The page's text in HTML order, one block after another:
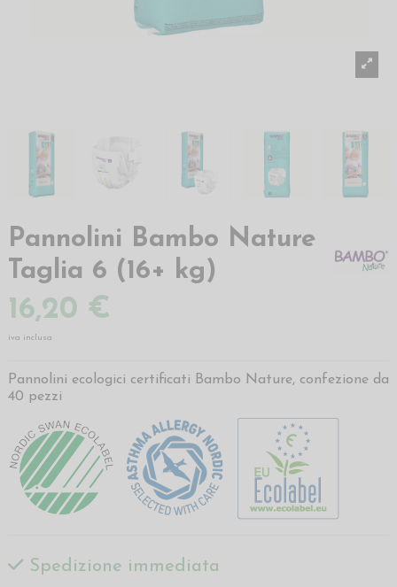
Pannolini Bambo Nature
Taglia 6 (16+ kg)
16,20 €
iva inclusa
Pannolini ecologici certificati Bambo Nature, confezione da
40 pezzi
Spedizione immediata